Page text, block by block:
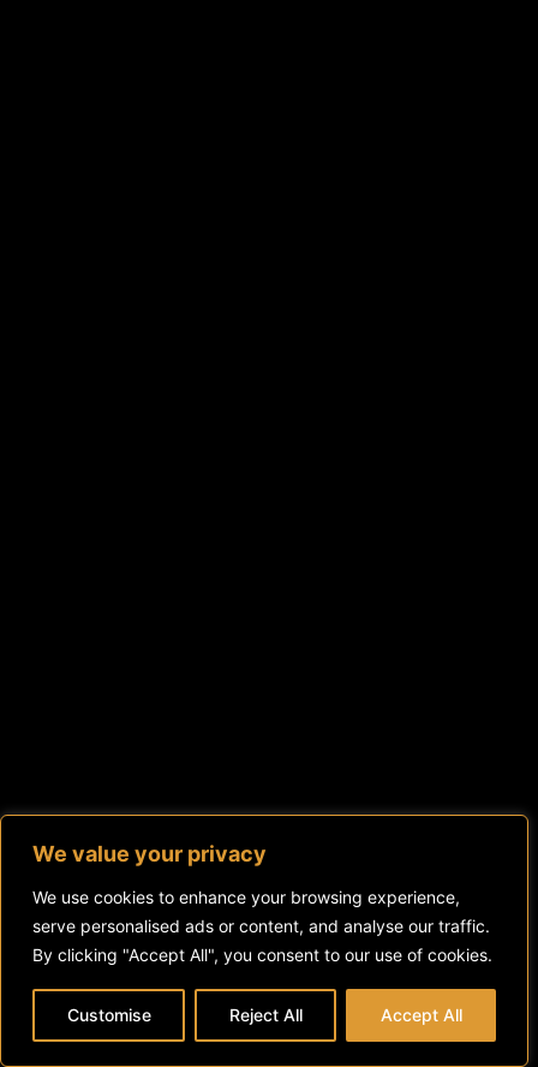
We value your privacy
We use cookies to enhance your browsing experience,
serve personalised ads or content, and analyse our traffic.
By clicking "Accept All", you consent to our use of cookies.
Customise Reject All Accept All